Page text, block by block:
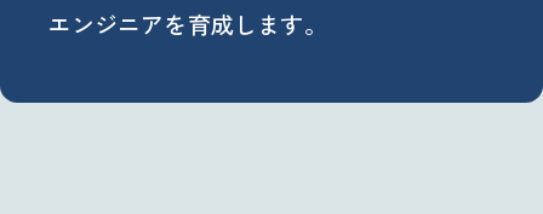
エンジニアを育成します。